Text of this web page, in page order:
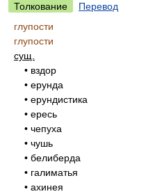
Толкование
Перевод
глупости
глупости
сущ.
• вздор
• ерунда
• ерундистика
• ересь
• чепуха
• чушь
• белиберда
• галиматья
• ахинея